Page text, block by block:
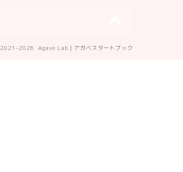
2021–2026 Agave Lab｜アガベスタートブック